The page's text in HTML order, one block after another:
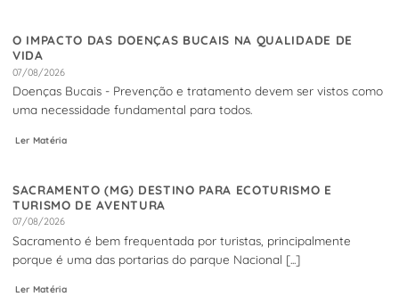
O IMPACTO DAS DOENÇAS BUCAIS NA QUALIDADE DE
VIDA
07/08/2026
Doenças Bucais - Prevenção e tratamento devem ser vistos como
uma necessidade fundamental para todos.
Ler Matéria
SACRAMENTO (MG) DESTINO PARA ECOTURISMO E
TURISMO DE AVENTURA
07/08/2026
Sacramento é bem frequentada por turistas, principalmente
porque é uma das portarias do parque Nacional [...]
Ler Matéria